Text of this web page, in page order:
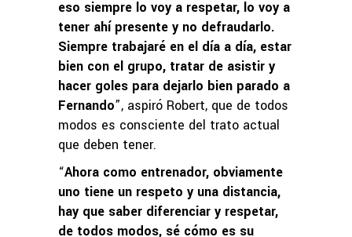
eso siempre lo voy a respetar, lo voy a
tener ahí presente y no defraudarlo.
Siempre trabajaré en el día a día, estar
bien con el grupo, tratar de asistir y
hacer goles para dejarlo bien parado a
Fernando”, aspiró Robert, que de todos
modos es consciente del trato actual
que deben tener.
“Ahora como entrenador, obviamente
uno tiene un respeto y una distancia,
hay que saber diferenciar y respetar,
de todos modos, sé cómo es su